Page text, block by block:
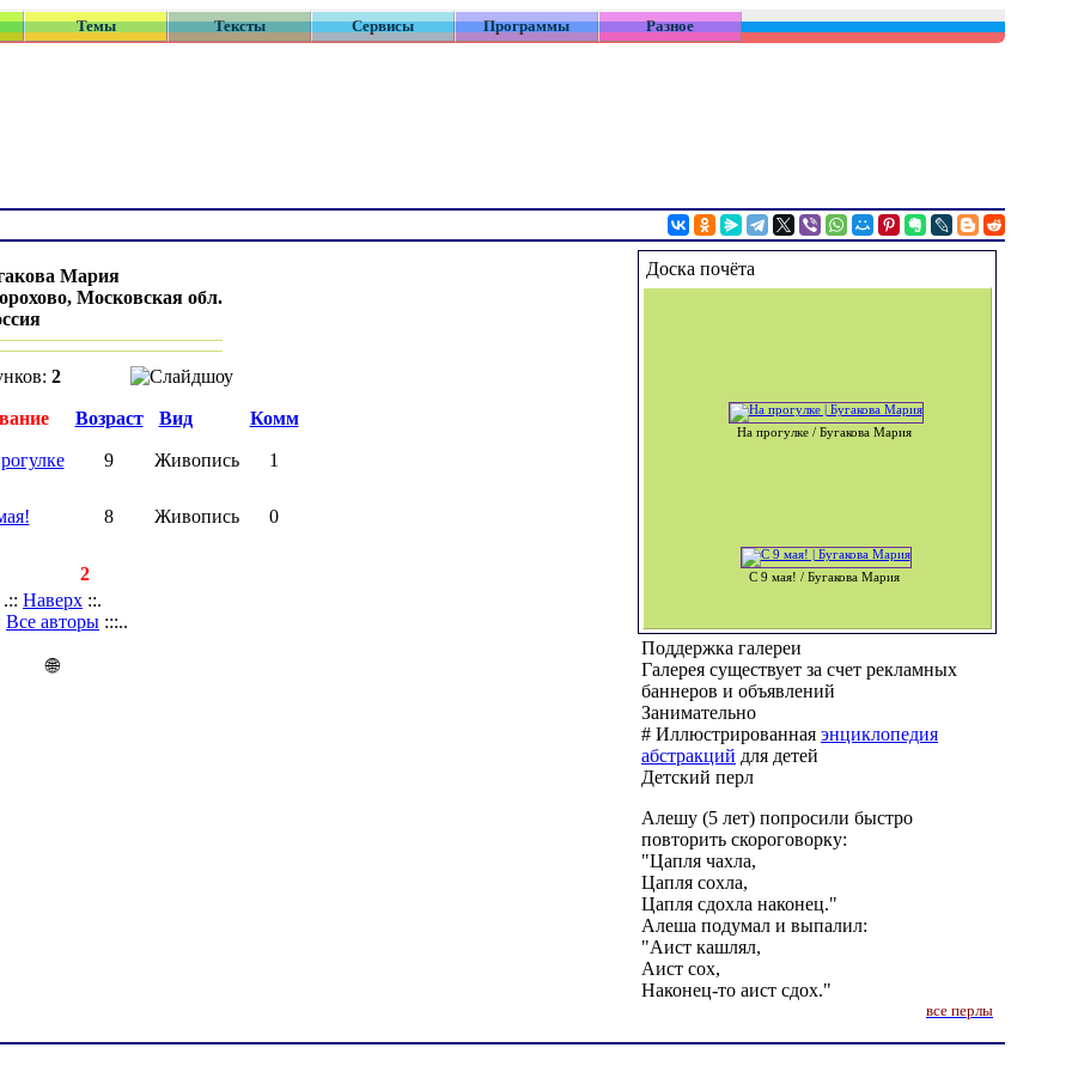
Темы Тексты Сервисы Программы Разное
Мария
Московская обл.
2
Возраст Вид Комм
9 Живопись 1
8 Живопись 0
2
.:: Наверх ::.
Все авторы :::..
🌐
Доска почёта
На прогулке / Бугакова Мария
С 9 мая! / Бугакова Мария
Поддержка галереи
Галерея существует за счет рекламных
баннеров и объявлений
Занимательно
# Иллюстрированная энциклопедия
абстракций для детей
Детский перл
Алешу (5 лет) попросили быстро
повторить скороговорку:
"Цапля чахла,
Цапля сохла,
Цапля сдохла наконец."
Алеша подумал и выпалил:
"Аист кашлял,
Аист сох,
Наконец-то аист сдох."
все перлы